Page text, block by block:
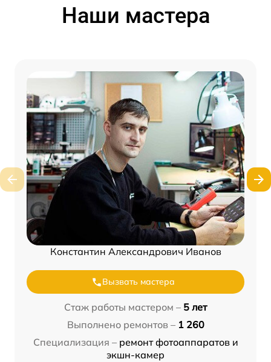
Наши мастера
Константин Александрович Иванов
Вызвать мастера
Стаж работы мастером – 5 лет
Выполнено ремонтов – 1 260
Специализация – ремонт фотоаппаратов и
экшн-камер